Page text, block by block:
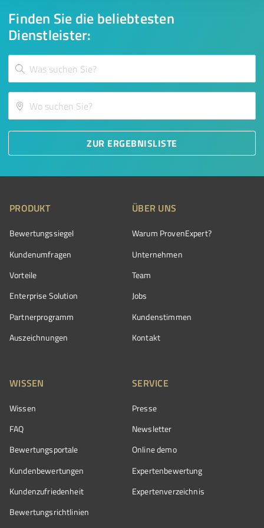
Finden Sie die beliebtesten
Dienstleister:
ZUR ERGEBNISLISTE
PRODUKT
Bewertungssiegel
Kundenumfragen
Vorteile
Enterprise Solution
Partnerprogramm
Auszeichnungen
ÜBER UNS
Warum ProvenExpert?
Unternehmen
Team
Jobs
Kundenstimmen
Kontakt
WISSEN
Wissen
FAQ
Bewertungsportale
Kundenbewertungen
Kundenzufriedenheit
Bewertungs­richtlinien
SERVICE
Presse
Newsletter
Online demo
Expertenbewertung
Expertenverzeichnis